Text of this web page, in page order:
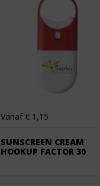
Vanaf € 1,15
SUNSCREEN CREAM
HOOKUP FACTOR 30